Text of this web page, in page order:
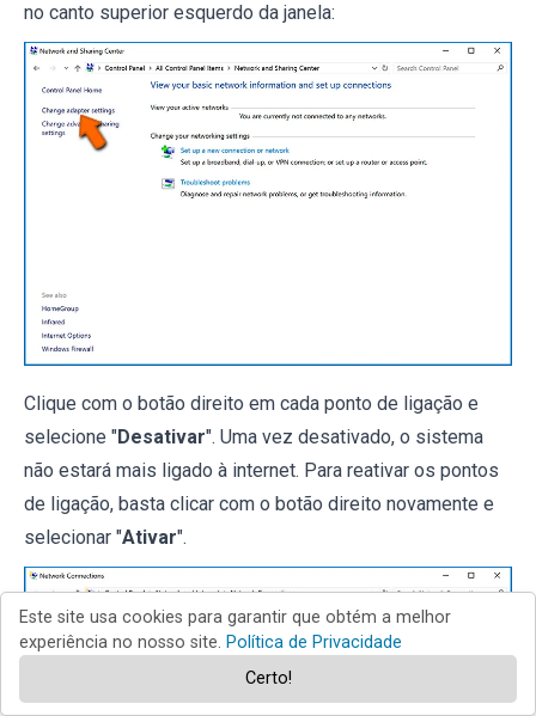
no canto superior esquerdo da janela:
Clique com o botão direito em cada ponto de ligação e
selecione "Desativar". Uma vez desativado, o sistema
não estará mais ligado à internet. Para reativar os pontos
de ligação, basta clicar com o botão direito novamente e
selecionar "Ativar".
Este site usa cookies para garantir que obtém a melhor
experiência no nosso site. Política de Privacidade
Certo!